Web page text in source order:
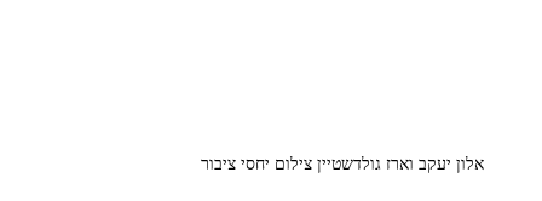
אלון יעקב וארז גולדשטיין צילום יחסי ציבור